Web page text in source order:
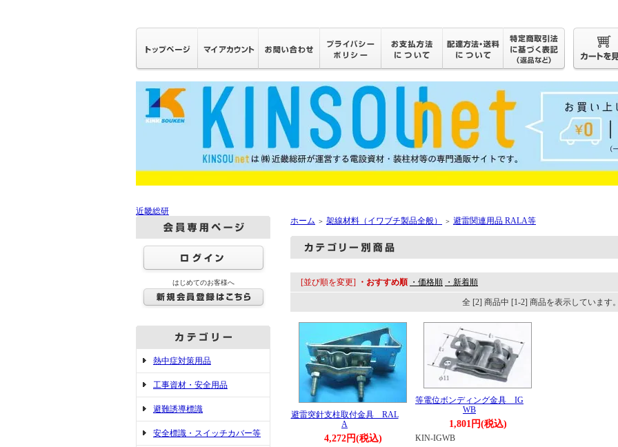
近畿総研
はじめてのお客様へ
熱中症対策用品
工事資材・安全用品
避難誘導標識
安全標識・スイッチカバー等
ホーム ＞ 架線材料（イワブチ製品全般） ＞ 避雷関連用品 RALA等
[並び順を変更] ・おすすめ順 ・価格順 ・新着順
全 [2] 商品中 [1-2] 商品を表示しています
避雷突針支柱取付金具 RAL
A
4,272円(税込)
等電位ボンディング金具 IG
WB
1,801円(税込)
KIN-IGWB